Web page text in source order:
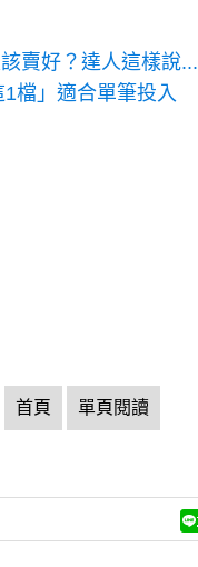
賣好？達人這樣說...
檔」適合單筆投入
首頁 單頁閱讀